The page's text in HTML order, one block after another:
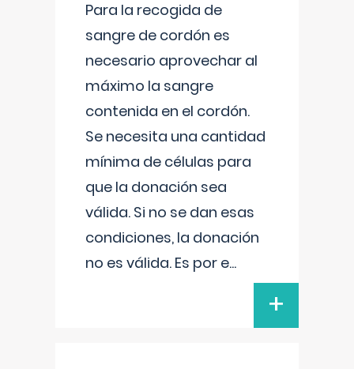
Para la recogida de
sangre de cordón es
necesario aprovechar al
máximo la sangre
contenida en el cordón.
Se necesita una cantidad
mínima de células para
que la donación sea
válida. Si no se dan esas
condiciones, la donación
no es válida. Es por e...
+